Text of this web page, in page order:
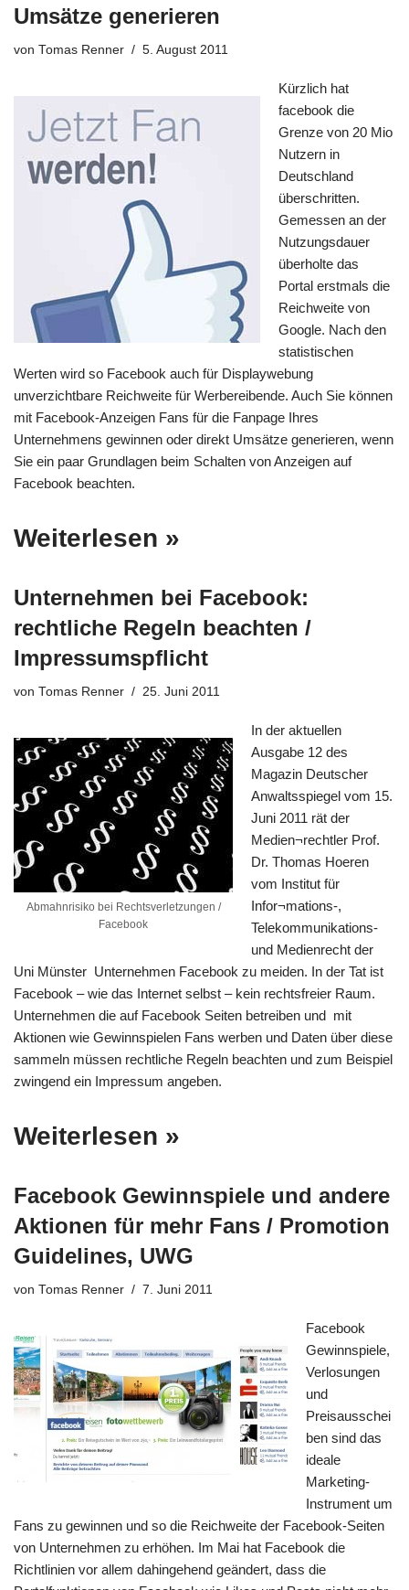
Umsätze generieren
von Tomas Renner 5. August 2011
Kürzlich hat
facebook die
Grenze von 20 Mio
Nutzern in
Deutschland
überschritten.
Gemessen an der
Nutzungsdauer
überholte das
Portal erstmals die
Reichweite von
Google. Nach den
statistischen
Werten wird so Facebook auch für Displaywebung
unverzichtbare Reichweite für Werbereibende. Auch Sie können
mit Facebook-Anzeigen Fans für die Fanpage Ihres
Unternehmens gewinnen oder direkt Umsätze generieren, wenn
Sie ein paar Grundlagen beim Schalten von Anzeigen auf
Facebook beachten.
Weiterlesen »
Unternehmen bei Facebook:
rechtliche Regeln beachten /
Impressumspflicht
von Tomas Renner 25. Juni 2011
Abmahnrisiko bei Rechtsverletzungen /
Facebook
In der aktuellen
Ausgabe 12 des
Magazin Deutscher
Anwaltsspiegel vom 15.
Juni 2011 rät der
Medien¬rechtler Prof.
Dr. Thomas Hoeren
vom Institut für
Infor¬mations-,
Telekommunikations-
und Medienrecht der
Uni Münster Unternehmen Facebook zu meiden. In der Tat ist
Facebook – wie das Internet selbst – kein rechtsfreier Raum.
Unternehmen die auf Facebook Seiten betreiben und mit
Aktionen wie Gewinnspielen Fans werben und Daten über diese
sammeln müssen rechtliche Regeln beachten und zum Beispiel
zwingend ein Impressum angeben.
Weiterlesen »
Facebook Gewinnspiele und andere
Aktionen für mehr Fans / Promotion
Guidelines, UWG
von Tomas Renner 7. Juni 2011
Facebook
Gewinnspiele,
Verlosungen
und
Preisausschei
ben sind das
ideale
Marketing-
Instrument um
Fans zu gewinnen und so die Reichweite der Facebook-Seiten
von Unternehmen zu erhöhen. Im Mai hat Facebook die
Richtlinien vor allem dahingehend geändert, dass die